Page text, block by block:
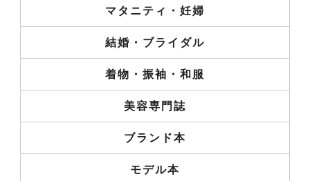
マタニティ・妊婦
結婚・ブライダル
着物・振袖・和服
美容専門誌
ブランド本
モデル本